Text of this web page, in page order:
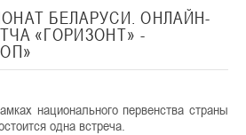
БЕЛАРУСИ. ОНЛАЙН-
«ГОРИЗОНТ» -
национального первенства страны
одна встреча.